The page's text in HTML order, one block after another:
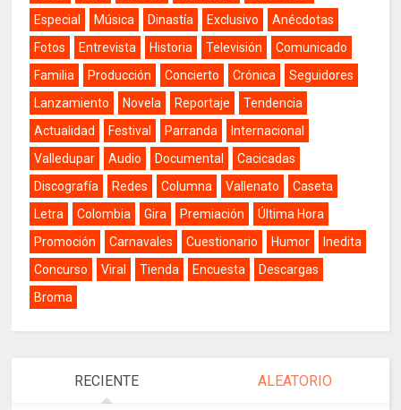
Especial
Música Dinastía Exclusivo
Anécdotas
Fotos
Entrevista Historia Televisión
Comunicado
Familia
Producción Concierto Crónica
Seguidores
Lanzamiento
Novela Reportaje
Tendencia
Actualidad
Festival Parranda
Internacional
Valledupar
Audio Documental
Cacicadas
Discografía
Redes Columna Vallenato
Caseta
Letra
Colombia Gira Premiación
Última Hora
Promoción
Carnavales Cuestionario Humor
Inedita
Concurso
Viral Tienda Encuesta
Descargas
Broma
RECIENTE ALEATORIO